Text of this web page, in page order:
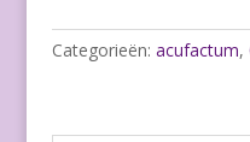
Categorieën: acufactum,